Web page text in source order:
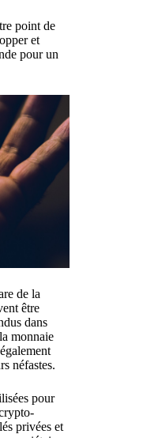
point de
et
pour un
de la
être
dans
monnaie
néfastes.
pour
privées et